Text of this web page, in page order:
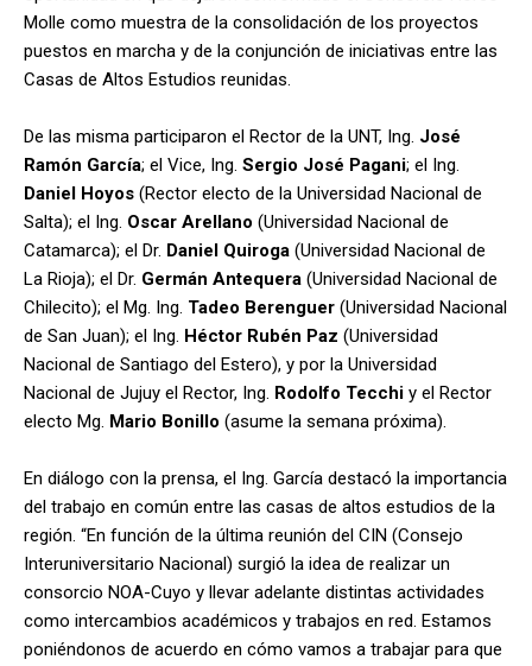
Molle como muestra de la consolidación de los proyectos
puestos en marcha y de la conjunción de iniciativas entre las
Casas de Altos Estudios reunidas.
De las misma participaron el Rector de la UNT, Ing. José
Ramón García; el Vice, Ing. Sergio José Pagani; el Ing.
Daniel Hoyos (Rector electo de la Universidad Nacional de
Salta); el Ing. Oscar Arellano (Universidad Nacional de
Catamarca); el Dr. Daniel Quiroga (Universidad Nacional de
La Rioja); el Dr. Germán Antequera (Universidad Nacional de
Chilecito); el Mg. Ing. Tadeo Berenguer (Universidad Nacional
de San Juan); el Ing. Héctor Rubén Paz (Universidad
Nacional de Santiago del Estero), y por la Universidad
Nacional de Jujuy el Rector, Ing. Rodolfo Tecchi y el Rector
electo Mg. Mario Bonillo (asume la semana próxima).
En diálogo con la prensa, el Ing. García destacó la importancia
del trabajo en común entre las casas de altos estudios de la
región. “En función de la última reunión del CIN (Consejo
Interuniversitario Nacional) surgió la idea de realizar un
consorcio NOA-Cuyo y llevar adelante distintas actividades
como intercambios académicos y trabajos en red. Estamos
poniéndonos de acuerdo en cómo vamos a trabajar para que